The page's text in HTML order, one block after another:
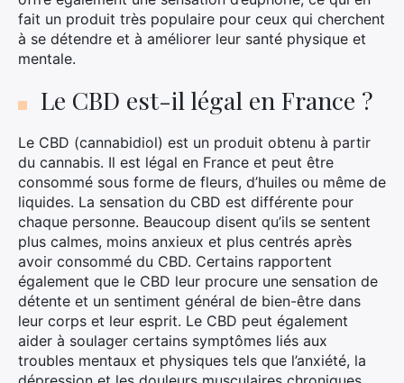
fait un produit très populaire pour ceux qui cherchent
à se détendre et à améliorer leur santé physique et
mentale.
Le CBD est-il légal en France ?
Le CBD (cannabidiol) est un produit obtenu à partir
du cannabis. Il est légal en France et peut être
consommé sous forme de fleurs, d’huiles ou même de
liquides. La sensation du CBD est différente pour
chaque personne. Beaucoup disent qu’ils se sentent
plus calmes, moins anxieux et plus centrés après
avoir consommé du CBD. Certains rapportent
également que le CBD leur procure une sensation de
détente et un sentiment général de bien-être dans
leur corps et leur esprit. Le CBD peut également
aider à soulager certains symptômes liés aux
troubles mentaux et physiques tels que l’anxiété, la
Rechercher
: